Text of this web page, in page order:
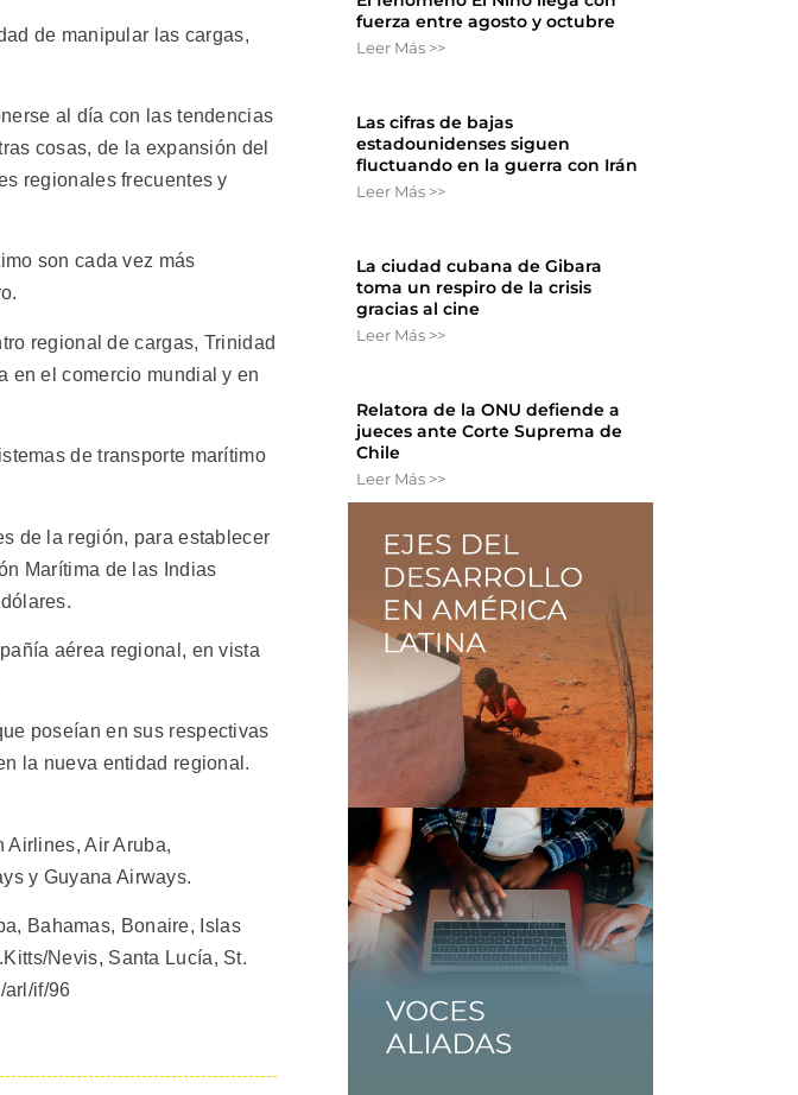
de manipular las cargas,
al día con las tendencias
cosas, de la expansión del
regionales frecuentes y
son cada vez más
regional de cargas, Trinidad
en el comercio mundial y en
de transporte marítimo
de la región, para establecer
Marítima de las Indias
aérea regional, en vista
poseían en sus respectivas
la nueva entidad regional.
Airlines, Air Aruba,
y Guyana Airways.
Bahamas, Bonaire, Islas
Nevis, Santa Lucía, St.
arl/if/96
fuerza entre agosto y octubre
Leer Más >>
Las cifras de bajas
estadounidenses siguen
fluctuando en la guerra con Irán
Leer Más >>
La ciudad cubana de Gibara
toma un respiro de la crisis
gracias al cine
Leer Más >>
Relatora de la ONU defiende a
jueces ante Corte Suprema de
Chile
Leer Más >>